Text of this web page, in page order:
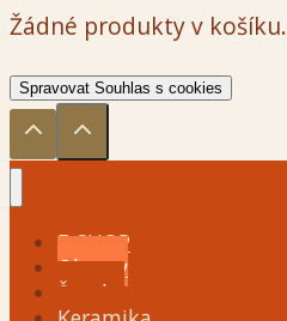
Žádné produkty v košíku.
Spravovat Souhlas s cookies
E-SHOP
Obrazy
Šperky